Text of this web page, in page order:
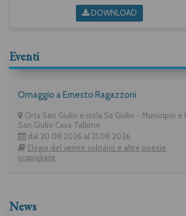
DOWNLOAD
Eventi
Omaggio a Ernesto Ragazzoni
Orta San Giulio e isola Sa Giulio - Municipio e
San Giulio Casa Tallone
dal 20.08.2026 al 21.08.2026
Elegia del verme solitario e altre poesie
scapigliate
News